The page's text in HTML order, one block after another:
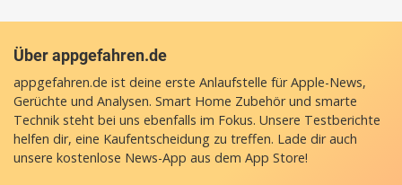
Über appgefahren.de
appgefahren.de ist deine erste Anlaufstelle für Apple-News,
Gerüchte und Analysen. Smart Home Zubehör und smarte
Technik steht bei uns ebenfalls im Fokus. Unsere Testberichte
helfen dir, eine Kaufentscheidung zu treffen. Lade dir auch
unsere kostenlose News-App aus dem App Store!